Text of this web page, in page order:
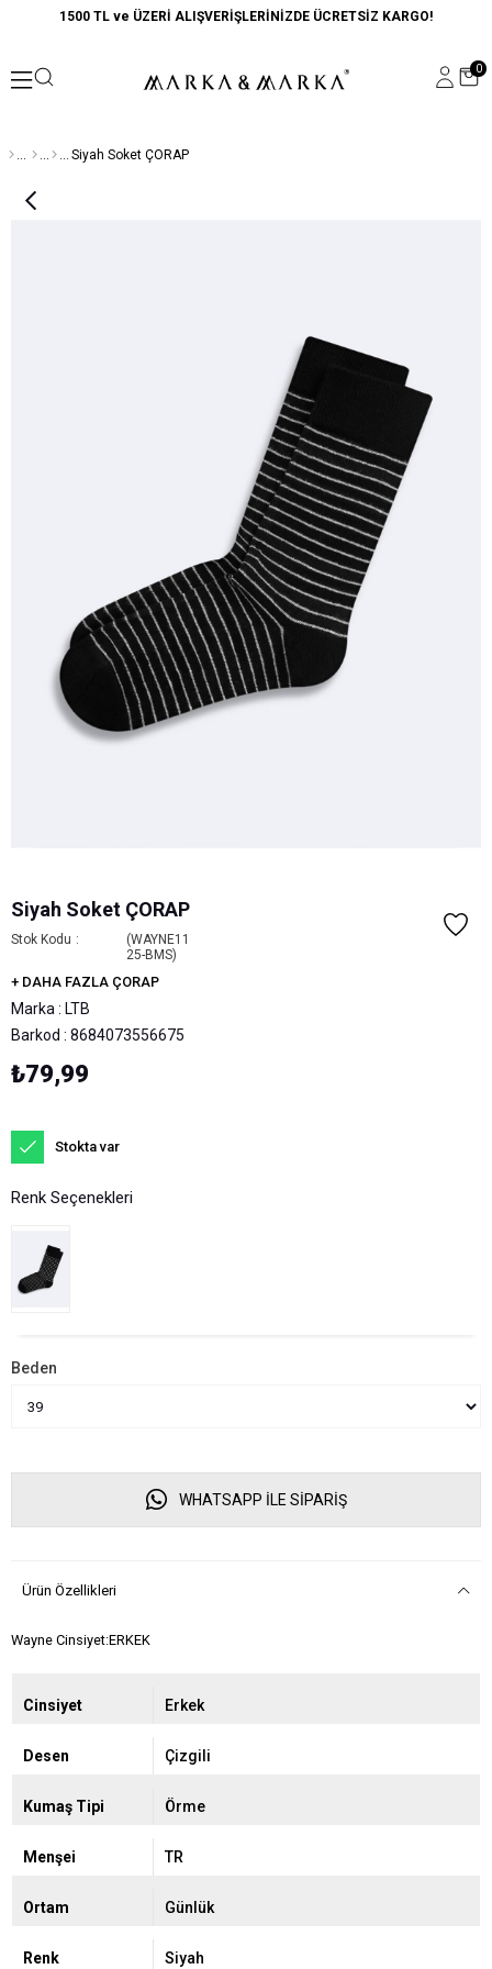
1500 TL ve ÜZERİ ALIŞVERİŞLERİNİZDE ÜCRETSİZ KARGO!
0
Siyah Soket ÇORAP
Siyah Soket ÇORAP
Stok Kodu
(WAYNE11
25-BMS)
+ DAHA FAZLA ÇORAP
Marka : LTB
Barkod : 8684073556675
₺79,99
Stokta var
Renk Seçenekleri
Beden
WHATSAPP İLE SİPARİŞ
Ürün Özellikleri
Wayne Cinsiyet:ERKEK
Cinsiyet Erkek
Desen Çizgili
Kumaş Tipi Örme
Menşei TR
Ortam Günlük
Renk Siyah